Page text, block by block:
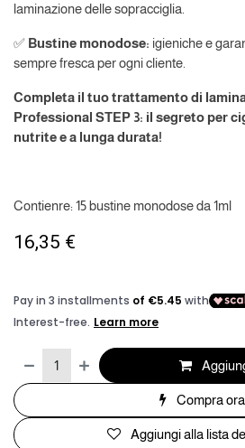
laminazione delle sopracciglia.
✅ Bustine monodose: igieniche e
sempre fresca per ogni cliente.
Completa il tuo trattamento di
Professional STEP 3: il segreto per
nutrite e a lunga durata!
Contienre: 15 bustine monodose da 1ml
16,35 €
Compra ora
Aggiungi alla lista